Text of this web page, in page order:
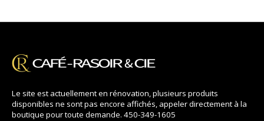
Le site est actuellement en rénovation, plusieurs produits
disponibles ne sont pas encore affichés, appeler directement à la
boutique pour toute demande. 450-349-1605